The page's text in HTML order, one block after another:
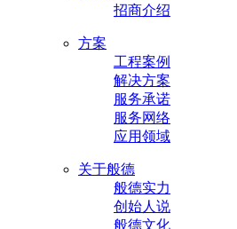
招商介绍
方案
工程案例
解决方案
服务承诺
服务网络
应用领域
关于般德
般德实力
创始人说
般德文化